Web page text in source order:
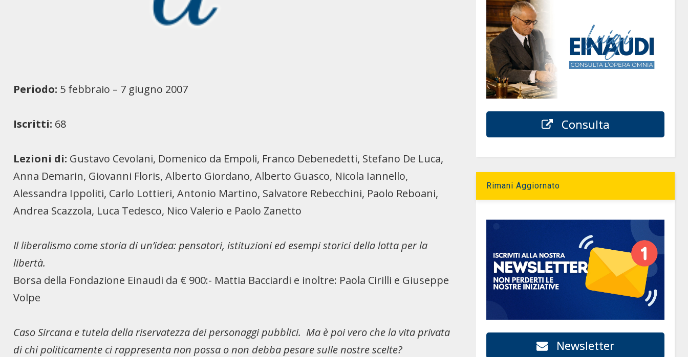
Periodo: 5 febbraio – 7 giugno 2007
Iscritti: 68
Lezioni di: Gustavo Cevolani, Domenico da Empoli, Franco Debenedetti, Stefano De Luca,
Anna Demarin, Giovanni Floris, Alberto Giordano, Alberto Guasco, Nicola Iannello,
Alessandra Ippoliti, Carlo Lottieri, Antonio Martino, Salvatore Rebecchini, Paolo Reboani,
Andrea Scazzola, Luca Tedesco, Nico Valerio e Paolo Zanetto
Il liberalismo come storia di un’idea: pensatori, istituzioni ed esempi storici della lotta per la
libertà.
Borsa della Fondazione Einaudi da € 900:- Mattia Bacciardi e inoltre: Paola Cirilli e Giuseppe
Volpe
Caso Sircana e tutela della riservatezza dei personaggi pubblici. Ma è poi vero che la vita privata
di chi politicamente ci rappresenta non possa o non debba pesare sulle nostre scelte?
Consulta
Rimani Aggiornato
Newsletter